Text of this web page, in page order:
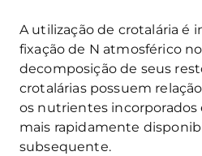
A utilização de crotalária é
fixação de N atmosférico
decomposição de seus
crotalárias possuem
os nutrientes incorporados
mais rapidamente
subsequente.